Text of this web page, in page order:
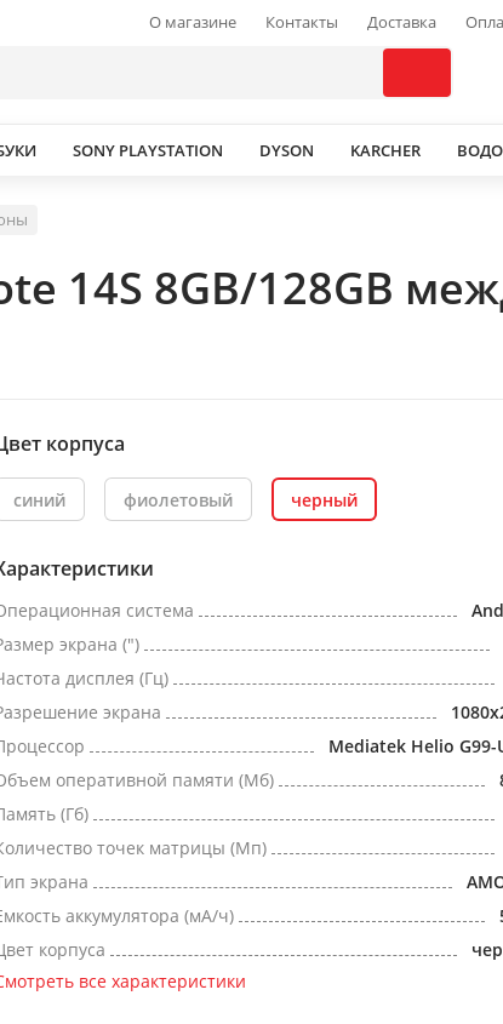
О магазине Контакты Доставка
SONY PLAYSTATION DYSON KARCHER
14S 8GB/128GB
корпуса
синий фиолетовый черный
система
экрана (")
дисплея (Гц)
экрана
Mediatek Helio G99-
оперативной памяти (Мб)
(Гб)
точек матрицы (Мп)
экрана
аккумулятора (мА/ч)
корпуса
все характеристики